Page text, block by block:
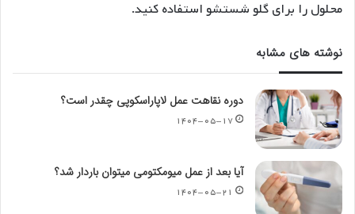
محلول را برای گلو شستشو استفاده کنید.
نوشته های مشابه
دوره نقاهت عمل لاپاراسکوپی چقدر است؟
۱۴۰۴-۰۵-۱۷
آیا بعد از عمل میومکتومی میتوان باردار شد؟
۱۴۰۴-۰۵-۲۱